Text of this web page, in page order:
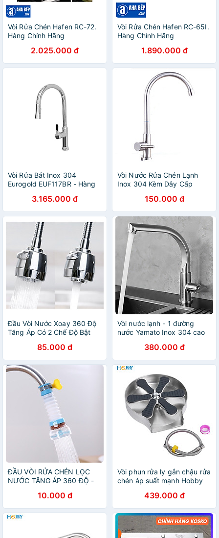
Vòi Rửa Chén Hafen RC-72.
Hàng Chính Hãng
2.025.000 đ
Vòi Rửa Chén Hafen RC-65I.
Hàng Chính Hãng
1.890.000 đ
Vòi Rửa Bát Inox 304
Eurogold EUF117BR - Hàng
3.165.000 đ
Vòi Nước Rửa Chén Lạnh
Inox 304 Kèm Dây Cấp
150.000 đ
Đầu Vòi Nước Xoay 360 Độ
Tăng Áp Có 2 Chế Độ Bật
85.000 đ
Vòi nước lạnh - 1 đường
nước Yamato Inox 304 cao
380.000 đ
ĐẦU VÒI RỬA CHÉN LỌC
NƯỚC TĂNG ÁP 360 ĐỘ -
10.000 đ
Vòi phun rửa ly gắn chậu rửa
chén áp suất mạnh Hobby
439.000 đ